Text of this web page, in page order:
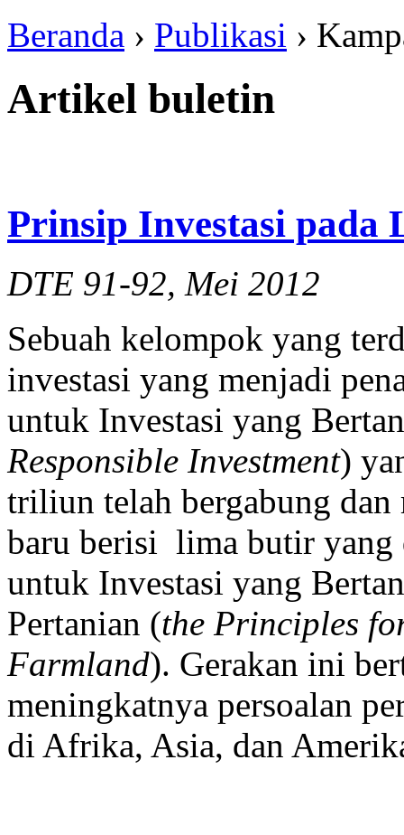
Beranda › Publikasi ›
Artikel buletin
Prinsip Investasi pada
DTE 91-92, Mei 2012
Sebuah kelompok yang
investasi yang menjadi
untuk Investasi yang
Responsible Investment)
triliun telah bergabung dan
baru berisi lima butir yang
untuk Investasi yang
Pertanian (the Principles
Farmland). Gerakan ini
meningkatnya persoalan
di Afrika, Asia, dan